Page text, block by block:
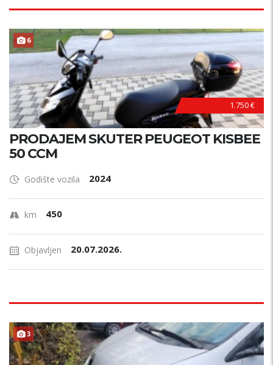
6
1.750 €
PRODAJEM SKUTER PEUGEOT KISBEE
50 CCM
Godište vozila 2024
km 450
Objavljen 20.07.2026.
3